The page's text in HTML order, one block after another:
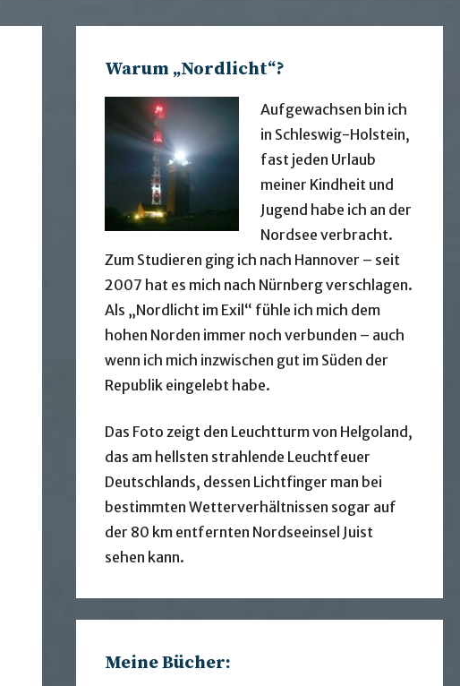
Warum „Nordlicht“?
Aufgewachsen bin ich
in Schleswig-Holstein,
fast jeden Urlaub
meiner Kindheit und
Jugend habe ich an der
Nordsee verbracht.
Zum Studieren ging ich nach Hannover – seit
2007 hat es mich nach Nürnberg verschlagen.
Als „Nordlicht im Exil“ fühle ich mich dem
hohen Norden immer noch verbunden – auch
wenn ich mich inzwischen gut im Süden der
Republik eingelebt habe.
Das Foto zeigt den Leuchtturm von Helgoland,
das am hellsten strahlende Leuchtfeuer
Deutschlands, dessen Lichtfinger man bei
bestimmten Wetterverhältnissen sogar auf
der 80 km entfernten Nordseeinsel Juist
sehen kann.
Meine Bücher: